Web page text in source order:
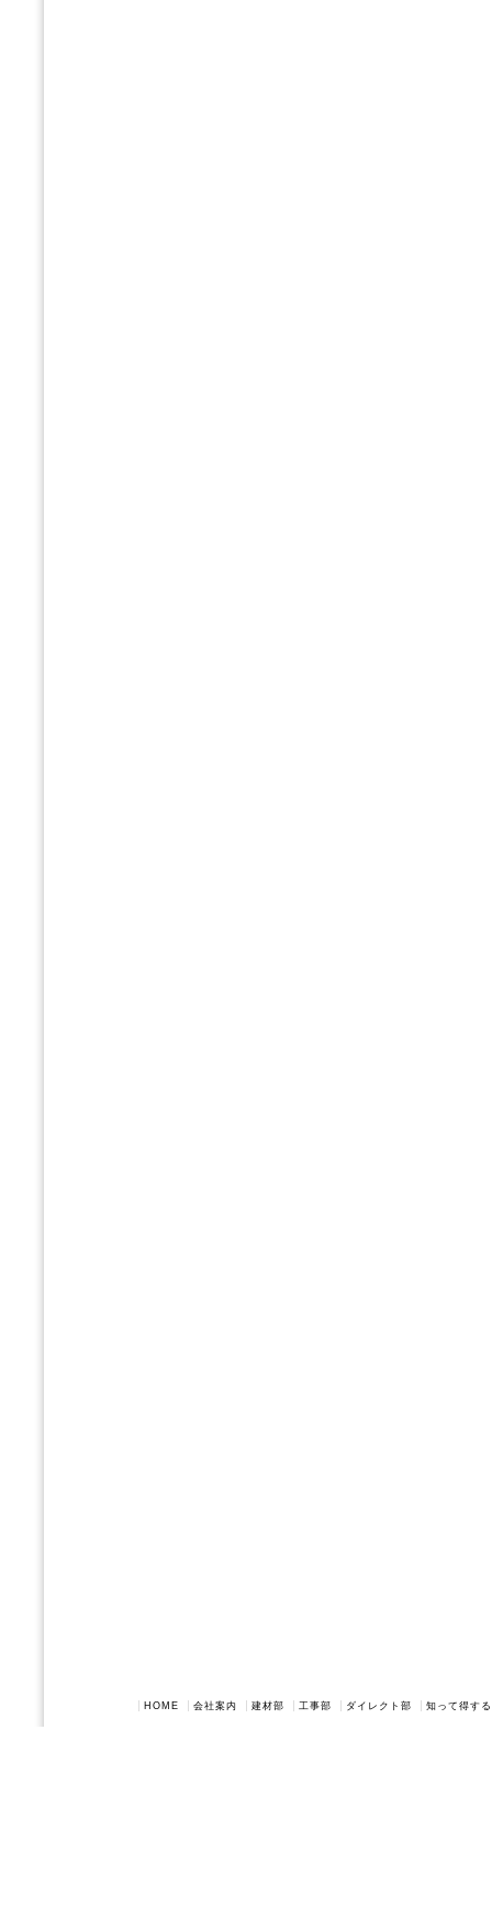
HOME 会社案内 建材部 工事部 ダイレクト部 知って得す